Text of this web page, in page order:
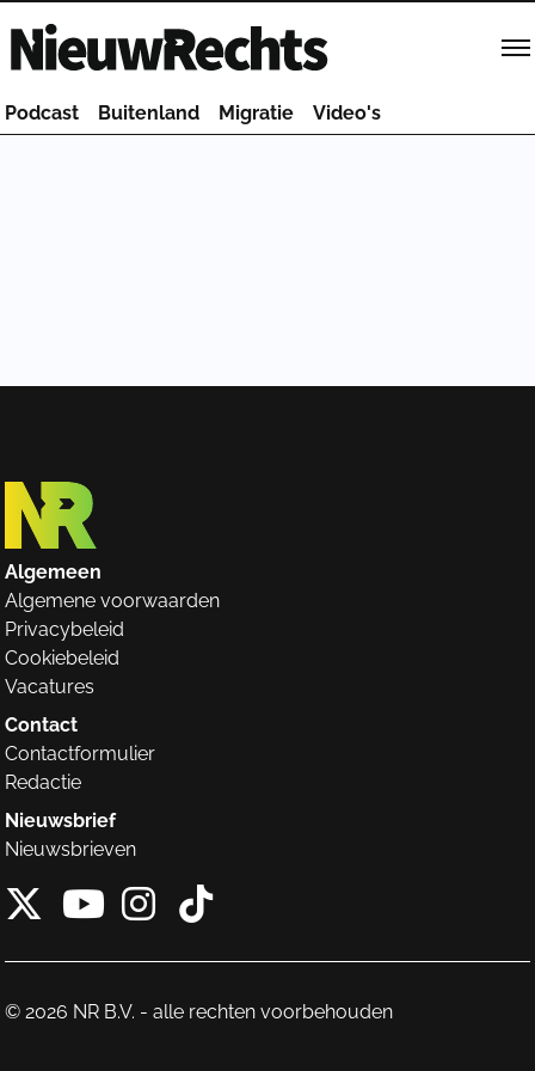
Homepage van NieuwRechts
Podcast Buitenland Migratie Video's
Algemeen
Algemene voorwaarden
Privacybeleid
Cookiebeleid
Vacatures
Contact
Contactformulier
Redactie
Nieuwsbrief
Nieuwsbrieven
X van NieuwRechts
Instagram van
Tiktok van
© 2026 NR B.V. - alle rechten voorbehouden